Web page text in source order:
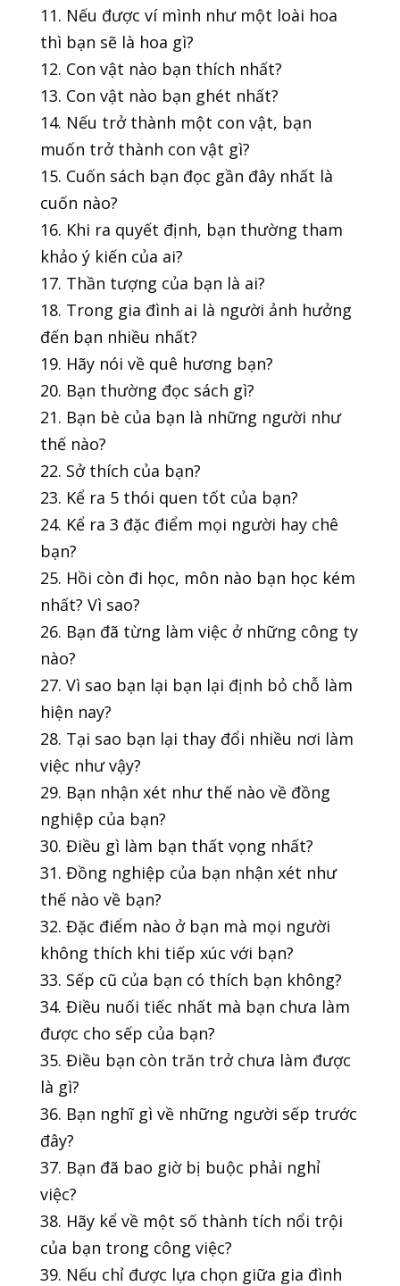
11. Nếu được ví mình như một loài hoa
thì bạn sẽ là hoa gì?
12. Con vật nào bạn thích nhất?
13. Con vật nào bạn ghét nhất?
14. Nếu trở thành một con vật, bạn
muốn trở thành con vật gì?
15. Cuốn sách bạn đọc gần đây nhất là
cuốn nào?
16. Khi ra quyết định, bạn thường tham
khảo ý kiến của ai?
17. Thần tượng của bạn là ai?
18. Trong gia đình ai là người ảnh hưởng
đến bạn nhiều nhất?
19. Hãy nói về quê hương bạn?
20. Bạn thường đọc sách gì?
21. Bạn bè của bạn là những người như
thế nào?
22. Sở thích của bạn?
23. Kể ra 5 thói quen tốt của bạn?
24. Kể ra 3 đặc điểm mọi người hay chê
bạn?
25. Hồi còn đi học, môn nào bạn học kém
nhất? Vì sao?
26. Bạn đã từng làm việc ở những công ty
nào?
27. Vì sao bạn lại bạn lại định bỏ chỗ làm
hiện nay?
28. Tại sao bạn lại thay đổi nhiều nơi làm
việc như vậy?
29. Bạn nhận xét như thế nào về đồng
nghiệp của bạn?
30. Điều gì làm bạn thất vọng nhất?
31. Đồng nghiệp của bạn nhận xét như
thế nào về bạn?
32. Đặc điểm nào ở bạn mà mọi người
không thích khi tiếp xúc với bạn?
33. Sếp cũ của bạn có thích bạn không?
34. Điều nuối tiếc nhất mà bạn chưa làm
được cho sếp của bạn?
35. Điều bạn còn trăn trở chưa làm được
là gì?
36. Bạn nghĩ gì về những người sếp trước
đây?
37. Bạn đã bao giờ bị buộc phải nghỉ
việc?
38. Hãy kể về một số thành tích nổi trội
của bạn trong công việc?
39. Nếu chỉ được lựa chọn giữa gia đình